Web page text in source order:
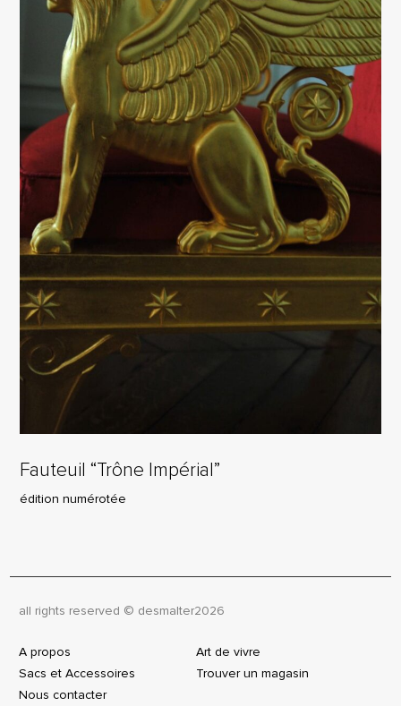
A propos
Art de vivre
Sacs et Accessoires
Actualités
Nous contacter
Fauteuil “Trône Impérial”
édition numérotée
all rights reserved © desmalter2026
A propos
Art de vivre
Sacs et Accessoires
Trouver un magasin
Nous contacter